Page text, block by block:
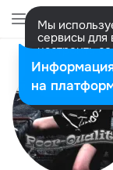
Мы
сервисы для
настроить
Разрешить
на